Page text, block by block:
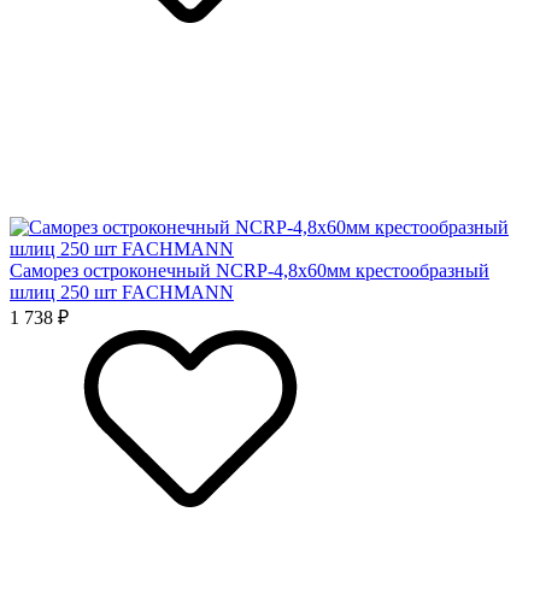
Саморез остроконечный NCRP-4,8x60мм крестообразный
шлиц 250 шт FACHMANN
1 738 ₽